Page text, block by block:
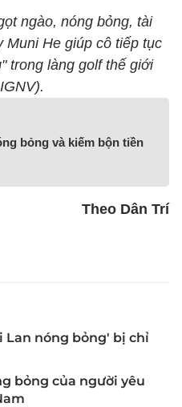
ngào, nóng bỏng, tài
Muni He giúp cô tiếp tục
trong làng golf thế giới
bỏng và kiếm bộn tiền
Theo Dân Trí
Lan nóng bỏng' bị chỉ
bỏng của người yêu